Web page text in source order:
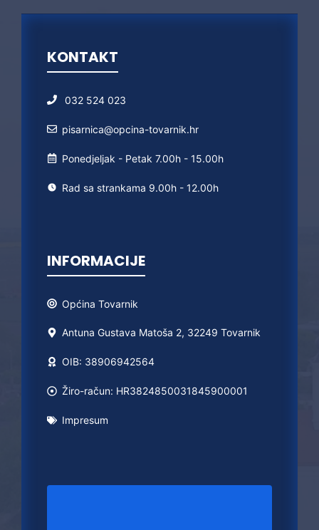
KONTAKT
032 524 023
pisarnica@opcina-tovarnik.hr
Ponedjeljak - Petak 7.00h - 15.00h
Rad sa strankama 9.00h - 12.00h
INFORMACIJE
Općina Tovarnik
Antuna Gustava Matoša 2, 32249 Tovarnik
OIB: 38906942564
Žiro-račun: HR3824850031845900001
Impresum